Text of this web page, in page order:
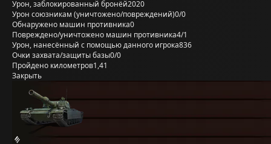
Урон, заблокированный бронёй2020
Урон союзникам (уничтожено/повреждений)0/0
Обнаружено машин противника0
Повреждено/уничтожено машин противника4/1
Урон, нанесённый с помощью данного игрока836
Очки захвата/защиты базы0/0
Пройдено километров1,41
Закрыть